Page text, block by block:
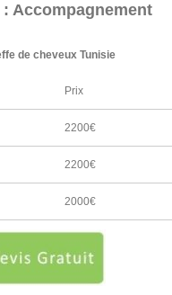
Accompagnement
de cheveux Tunisie
Prix
2200€
2200€
2000€